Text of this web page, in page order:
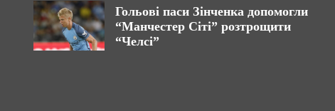
Гольові паси Зінченка допомогли
“Манчестер Сіті” розтрощити
“Челсі”